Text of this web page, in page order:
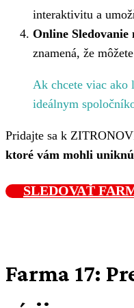
interaktivitu a
Online Sledovanie
znamená, že
Ak chcete viac ako
ideálnym
Pridajte sa k
ktoré vám mohli
SLEDOVAŤ
Farma 17: